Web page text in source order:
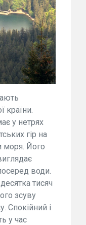
країни.
у нетрях
гір на
моря. Його
води.
тисяч
зсуву
Спокійний і
у час